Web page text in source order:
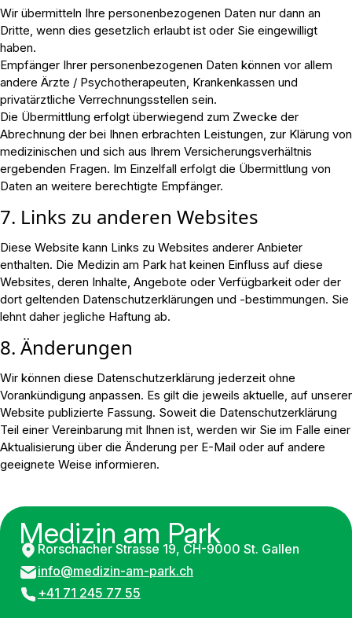
Wir übermitteln Ihre personenbezogenen Daten nur dann an
Dritte, wenn dies gesetzlich erlaubt ist oder Sie eingewilligt
haben.
Empfänger Ihrer personenbezogenen Daten können vor allem
andere Ärzte / Psychotherapeuten, Krankenkassen und
privatärztliche Verrechnungsstellen sein.
Die Übermittlung erfolgt überwiegend zum Zwecke der
Abrechnung der bei Ihnen erbrachten Leistungen, zur Klärung von
medizinischen und sich aus Ihrem Versicherungsverhältnis
ergebenden Fragen. Im Einzelfall erfolgt die Übermittlung von
Daten an weitere berechtigte Empfänger.
7. Links zu anderen Websites
Diese Website kann Links zu Websites anderer Anbieter
enthalten. Die Medizin am Park hat keinen Einfluss auf diese
Websites, deren Inhalte, Angebote oder Verfügbarkeit oder der
dort geltenden Datenschutzerklärungen und -bestimmungen. Sie
lehnt daher jegliche Haftung ab.
8. Änderungen
Wir können diese Datenschutzerklärung jederzeit ohne
Vorankündigung anpassen. Es gilt die jeweils aktuelle, auf unserer
Website publizierte Fassung. Soweit die Datenschutzerklärung
Teil einer Vereinbarung mit Ihnen ist, werden wir Sie im Falle einer
Aktualisierung über die Änderung per E-Mail oder auf andere
geeignete Weise informieren.
Medizin am Park
Rorschacher Strasse 19, CH-9000 St. Gallen
info@medizin-am-park.ch
+41 71 245 77 55